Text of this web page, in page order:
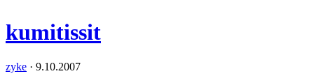
kumitissit
zyke · 9.10.2007